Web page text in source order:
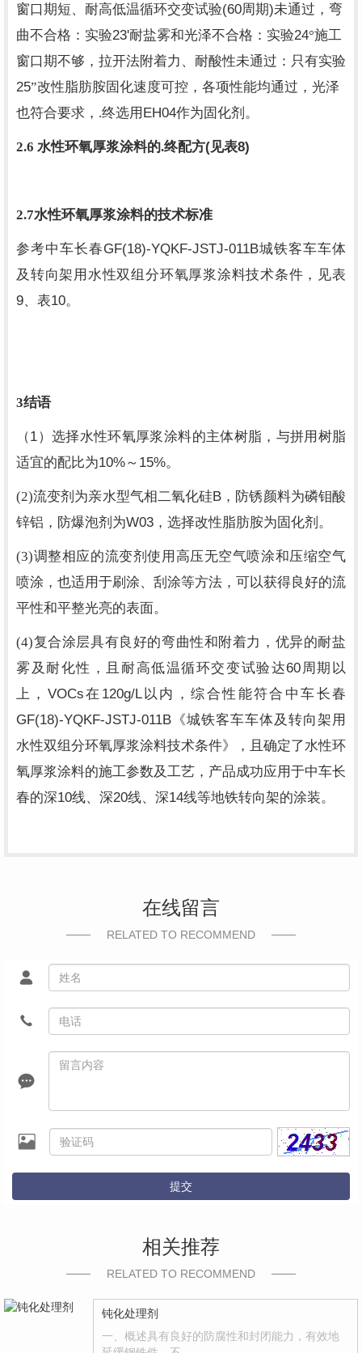
窗口期短、耐高低温循环交变试验(60周期)未通过，弯
曲不合格：实验23'耐盐雾和光泽不合格：实验24°施工
窗口期不够，拉开法附着力、耐酸性未通过：只有实验
25”改性脂肪胺固化速度可控，各项性能均通过，光泽
也符合要求，.终选用 EH04作为固化剂。
2.6 水性环氧厚浆涂料的.终配方(见表8)
2.7水性环氧厚浆涂料的技术标准
参考中车长春GF(18)-YQKF-JSTJ-011B城铁客车车体
及转向架用水性双组分环氧厚浆涂料技术条件，见表
9、表10。
3结语
（1）选择水性环氧厚浆涂料的主体树脂，与拼用树脂
适宜的配比为10%～ 15%。
(2)流变剂为亲水型气相二氧化硅B ，防锈颜料为磷钼酸
锌铝，防爆泡剂为W03 ，选择改性脂肪胺为固化剂。
(3)调整相应的流变剂使用高压无空气喷涂和压缩空气
喷涂，也适用于刷涂、刮涂等方法，可以获得良好的流
平性和平整光亮的表面。
(4)复合涂层具有良好的弯曲性和附着力，优异的耐盐
雾及耐化性，且耐高低温循环交变试验达60 周期以
上， VOCs在 120g/L以内，综合性能符合中车长春
GF(18)-YQKF-JSTJ-011B 《城铁客车车体及转向架用
水性双组分环氧厚浆涂料技术条件》，且确定了水性环
氧厚浆涂料的施工参数及工艺，产品成功应用于中车长
春的深10线、深20线、深14线等地铁转向架的涂装。
在线留言
RELATED TO RECOMMEND
提交
相关推荐
RELATED TO RECOMMEND
钝化处理剂
一、概述具有良好的防腐性和封闭能力，有效地